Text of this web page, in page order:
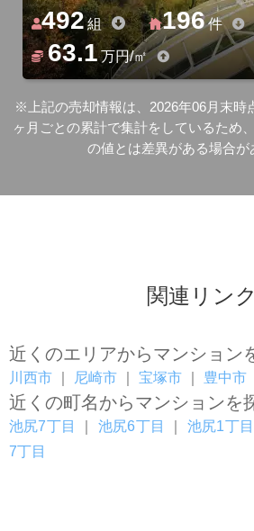
492組 196件
63.1万円/㎡
※上記の売却情報は、2026年06月末時
ヶ月ごとの累計で集計をしているため
の値とは差異がある場合が
関連リンク
近くのエリアからマンション
川西市 尼崎市 宝塚市 豊中市
近くの町名からマンションを
池尻7丁目 池尻6丁目 池尻1丁目
7丁目